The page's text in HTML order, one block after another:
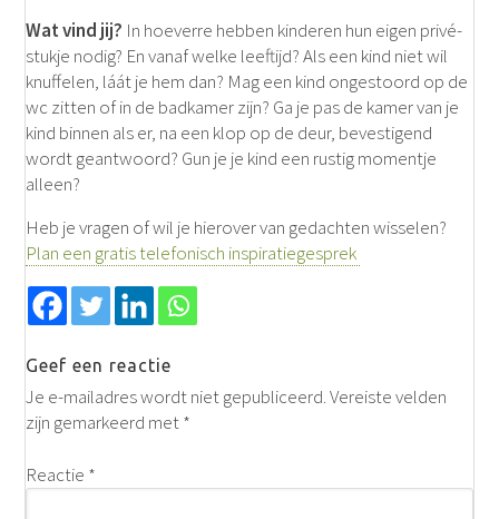
Wat vind jij? In hoeverre hebben kinderen hun eigen privé-
stukje nodig? En vanaf welke leeftijd? Als een kind niet wil
knuffelen, láát je hem dan? Mag een kind ongestoord op de
wc zitten of in de badkamer zijn? Ga je pas de kamer van je
kind binnen als er, na een klop op de deur, bevestigend
wordt geantwoord? Gun je je kind een rustig momentje
alleen?
Heb je vragen of wil je hierover van gedachten wisselen?
Plan een gratis telefonisch inspiratiegesprek
Geef een reactie
Je e-mailadres wordt niet gepubliceerd.Vereiste velden
zijn gemarkeerd met*
Reactie *